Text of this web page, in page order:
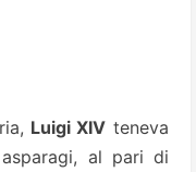
Luigi XIV teneva
al pari di